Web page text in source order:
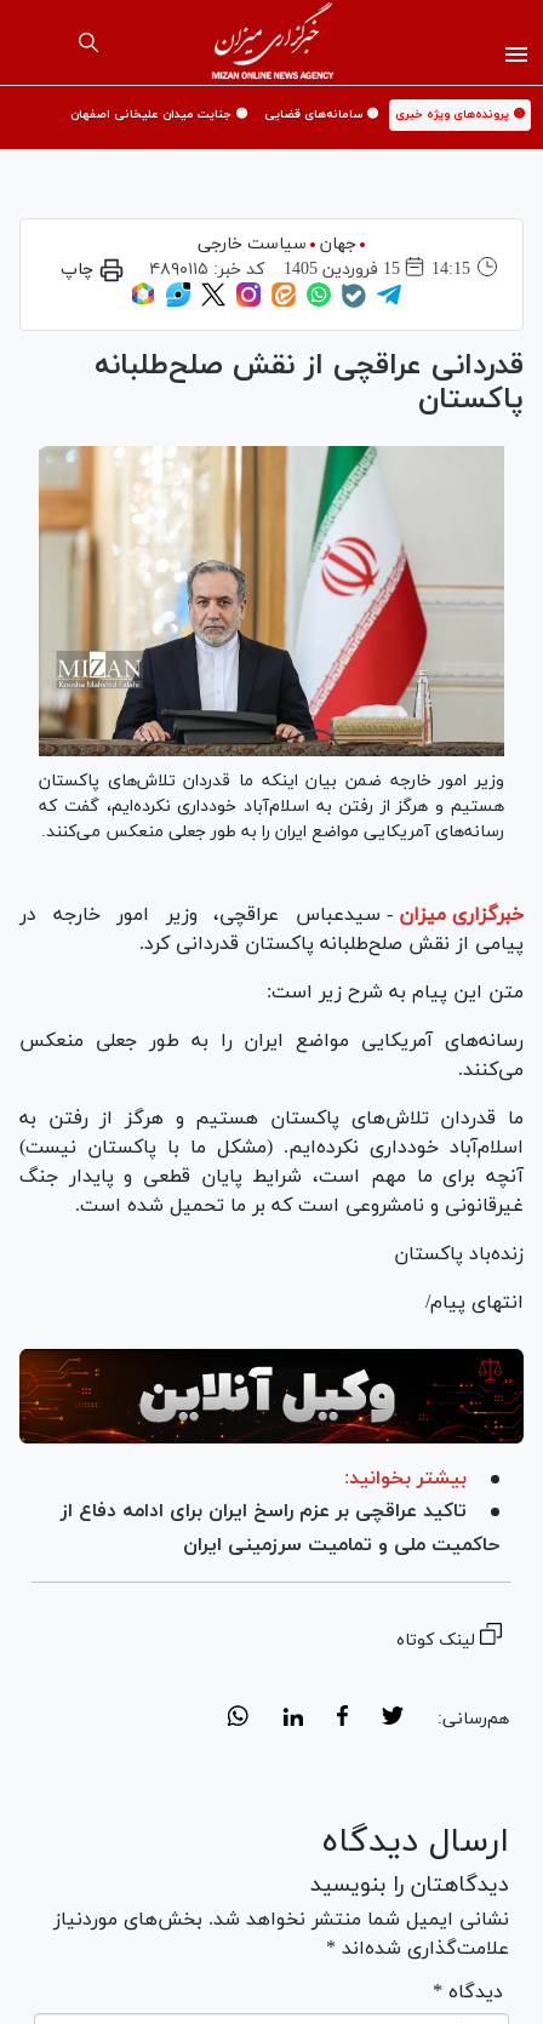
🟡 پرونده‌های ویژه خبری 🟡 سامانه‌های قضایی 🟡 جنایت میدان علیخانی اصفهان
جهان
سیاست خارجی
14:15
15 فروردين 1405 کد خبر: ۴۸۹۰۱۱۵ چاپ
قدردانی عراقچی از نقش صلح‌طلبانه
پاکستان
وزیر امور خارجه ضمن بیان اینکه ما قدردان تلاش‌های پاکستان
هستیم و هرگز از رفتن به اسلام‌آباد خودداری نکرده‌ایم، گفت که
رسانه‌های آمریکایی مواضع ایران را به طور جعلی منعکس می‌کنند.
خبرگزاری میزان - سیدعباس عراقچی، وزیر امور خارجه در
پیامی از نقش صلح‌طلبانه پاکستان قدردانی کرد.
متن این پیام به شرح زیر است:
رسانه‌های آمریکایی مواضع ایران را به طور جعلی منعکس
می‌کنند.
ما قدردان تلاش‌های پاکستان هستیم و هرگز از رفتن به
اسلام‌آباد خودداری نکرده‌ایم. (مشکل ما با پاکستان نیست)
آنچه برای ما مهم است، شرایط پایان قطعی و پایدار جنگ
غیرقانونی و نامشروعی است که بر ما تحمیل شده است.
زنده‌باد پاکستان
انتهای پیام/
بیشتر بخوانید:
تاکید عراقچی بر عزم راسخ ایران برای ادامه دفاع از
حاکمیت ملی و تمامیت سرزمینی ایران
لینک کوتاه
هم‌رسانی:
ارسال دیدگاه
دیدگاهتان را بنویسید
نشانی ایمیل شما منتشر نخواهد شد. بخش‌های موردنیاز
علامت‌گذاری شده‌اند *
* دیدگاه